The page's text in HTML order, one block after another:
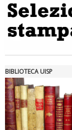
Tiziano Pesce
BIBLIOTECA UISP